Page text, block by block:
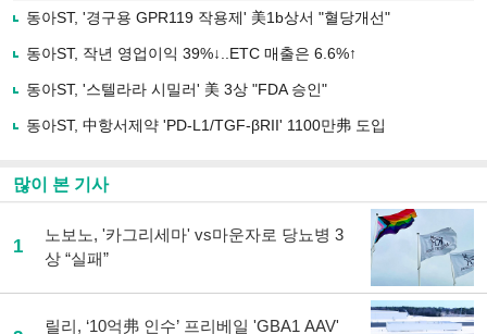
로
기
사
유
기
동아ST, '경구용 GPR119 작용제' 美1b상서 "혈당개선"
동아ST, 작년 영업이익 39%↓..ETC 매출은 6.6%↑
동아ST, '스텔라라 시밀러' 美 3상 "FDA 승인"
동아ST, 中항서제약 'PD-L1/TGF-βRII' 1100만弗 도입
많이 본 기사
1
노보노, '카그리세마' vs마운자로 당뇨병 3
상 “실패”
릴리, ‘10억弗 인수’ 프리베일 'GBA1 AAV'